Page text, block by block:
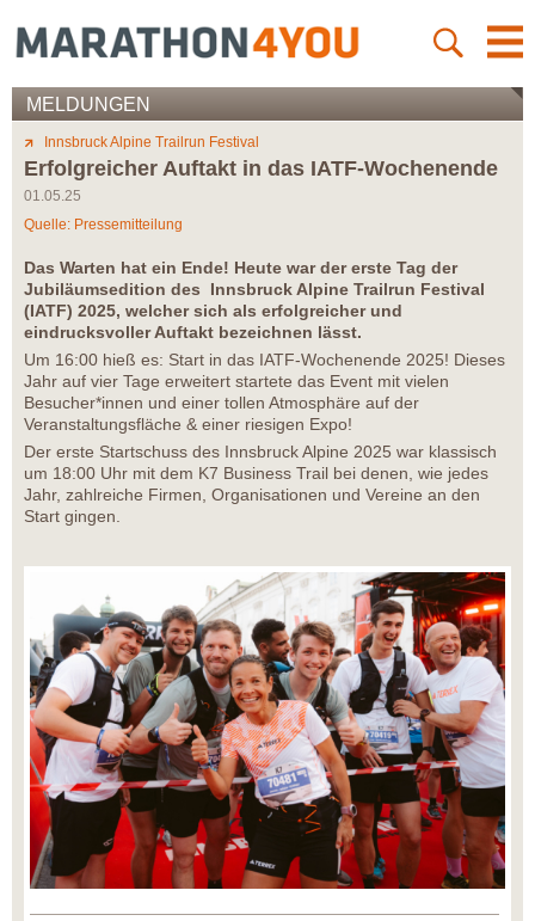
MELDUNGEN
Innsbruck Alpine Trailrun Festival
Erfolgreicher Auftakt in das IATF-Wochenende
01.05.25
Quelle: Pressemitteilung
Das Warten hat ein Ende! Heute war der erste Tag der
Jubiläumsedition des Innsbruck Alpine Trailrun Festival
(IATF) 2025, welcher sich als erfolgreicher und
eindrucksvoller Auftakt bezeichnen lässt.
Um 16:00 hieß es: Start in das IATF-Wochenende 2025! Dieses
Jahr auf vier Tage erweitert startete das Event mit vielen
Besucher*innen und einer tollen Atmosphäre auf der
Veranstaltungsfläche & einer riesigen Expo!
Der erste Startschuss des Innsbruck Alpine 2025 war klassisch
um 18:00 Uhr mit dem K7 Business Trail bei denen, wie jedes
Jahr, zahlreiche Firmen, Organisationen und Vereine an den
Start gingen.